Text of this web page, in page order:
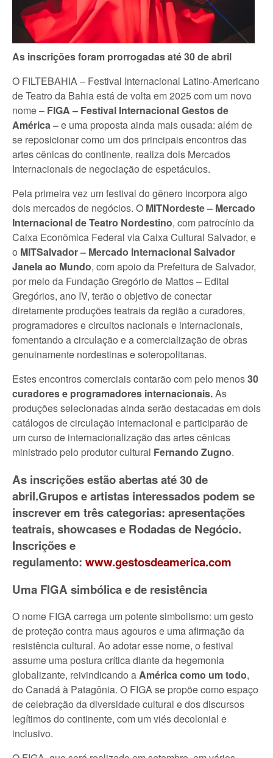
As inscrições foram prorrogadas até 30 de abril
O FILTEBAHIA – Festival Internacional Latino-Americano
de Teatro da Bahia está de volta em 2025 com um novo
nome – FIGA – Festival Internacional Gestos de
América –e uma proposta ainda mais ousada: além de
se reposicionar como um dos principais encontros das
artes cênicas do continente, realiza dois Mercados
Internacionais de negociação de espetáculos.
Pela primeira vez um festival do gênero incorpora algo
dois mercados de negócios. O MITNordeste – Mercado
Internacional de Teatro Nordestino, com patrocínio da
Caixa Econômica Federal via Caixa Cultural Salvador, e
o MITSalvador – Mercado Internacional Salvador
Janela ao Mundo, com apoio da Prefeitura de Salvador,
por meio da Fundação Gregório de Mattos – Edital
Gregórios, ano IV, terão o objetivo de conectar
diretamente produções teatrais da região a curadores,
programadores e circuitos nacionais e internacionais,
fomentando a circulação e a comercialização de obras
genuinamente nordestinas e soteropolitanas.
Estes encontros comerciais contarão com pelo menos30
curadores e programadores internacionais.As
produções selecionadas ainda serão destacadas em dois
catálogos de circulação internacional e participarão de
um curso de internacionalização das artes cênicas
ministrado pelo produtor cultural Fernando Zugno.
As inscrições estão abertas até 30 de
abril.Grupos e artistas interessados podem se
inscrever em três categorias: apresentações
teatrais, showcases e Rodadas de Negócio.
Inscrições e
regulamento: www.gestosdeamerica.com
Uma FIGA simbólica e de resistência
O nome FIGA carrega um potente simbolismo: um gesto
de proteção contra maus agouros e uma afirmação da
resistência cultural. Ao adotar esse nome, o festival
assume uma postura crítica diante da hegemonia
globalizante, reivindicando aAmérica como um todo,
do Canadá à Patagônia. O FIGA se propõe como espaço
de celebração da diversidade cultural e dos discursos
legítimos do continente, com um viés decolonial e
inclusivo.